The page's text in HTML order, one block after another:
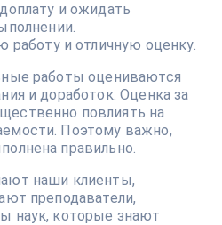
и ожидать
работу и отличную оценку.
работы оцениваются
и доработок. Оценка за
повлиять на
Поэтому важно,
правильно.
наши клиенты,
преподаватели,
наук, которые знают